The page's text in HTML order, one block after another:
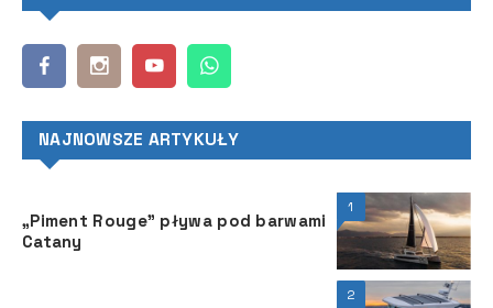
NAJNOWSZE ARTYKUŁY
1
„Piment Rouge” pływa pod barwami
Catany
2